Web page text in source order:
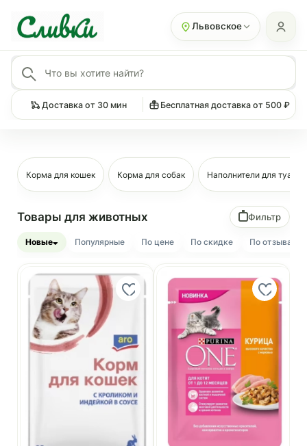
Львовское
Доставка от 30 мин Бесплатная доставка от 500 ₽
Корма для кошек Корма для собак Наполнители для
Товары для животных Фильтр
Новые Популярные По цене По скидке По отзывам